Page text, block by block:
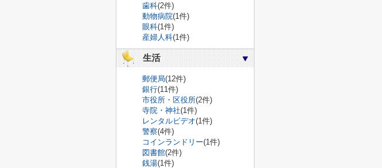
歯科(2件)
動物病院(1件)
眼科(1件)
産婦人科(1件)
生活
郵便局(12件)
銀行(11件)
市役所・区役所(2件)
寺院・神社(1件)
レンタルビデオ(1件)
警察(4件)
コインランドリー(1件)
図書館(2件)
銭湯(1件)